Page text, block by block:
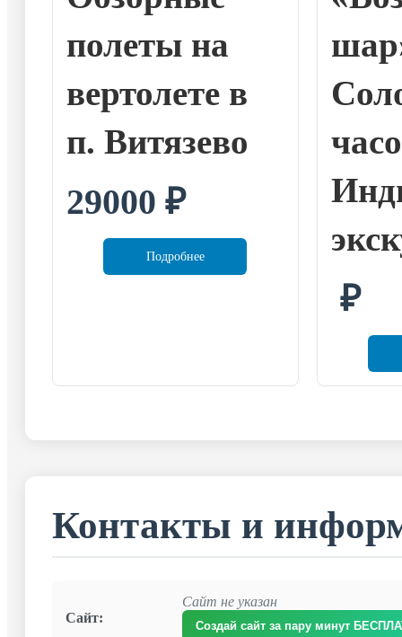
полеты на
вертолете в
п. Витязево
29000 ₽
Подробнее
₽
Контакты и
Сайт:
Сайт не указан
Создай сайт за пару минут